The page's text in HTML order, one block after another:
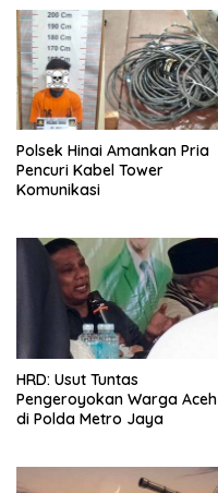
Polsek Hinai Amankan Pria
Pencuri Kabel Tower
Komunikasi
HRD: Usut Tuntas
Pengeroyokan Warga Aceh
di Polda Metro Jaya